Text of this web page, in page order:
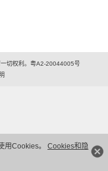
用Cookies。 Cookies和隐
切权利。粤A2-20044005号